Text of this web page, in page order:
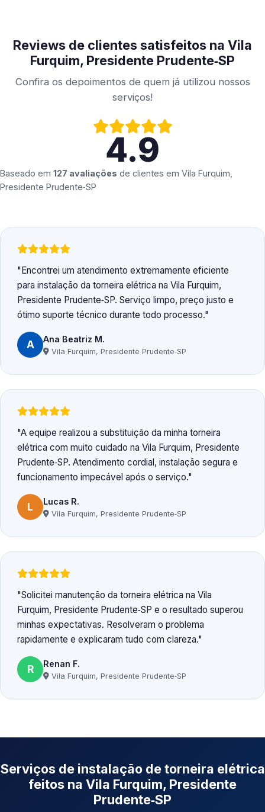
Reviews de clientes satisfeitos na Vila
Furquim, Presidente Prudente‑SP
Confira os depoimentos de quem já utilizou nossos
serviços!
4.9
Baseado em 127 avaliações de clientes em Vila Furquim,
Presidente Prudente‑SP
Encontrei um atendimento extremamente eficiente
para instalação da torneira elétrica na Vila Furquim,
Presidente Prudente‑SP. Serviço limpo, preço justo e
ótimo suporte técnico durante todo processo.
A Ana Beatriz M.
Vila Furquim, Presidente Prudente‑SP
A equipe realizou a substituição da minha torneira
elétrica com muito cuidado na Vila Furquim, Presidente
Prudente‑SP. Atendimento cordial, instalação segura e
funcionamento impecável após o serviço.
L Lucas R.
Vila Furquim, Presidente Prudente‑SP
Solicitei manutenção da torneira elétrica na Vila
Furquim, Presidente Prudente‑SP e o resultado superou
minhas expectativas. Resolveram o problema
rapidamente e explicaram tudo com clareza.
R Renan F.
Vila Furquim, Presidente Prudente‑SP
Serviços de instalação de torneira elétrica
feitos na Vila Furquim, Presidente
Prudente‑SP